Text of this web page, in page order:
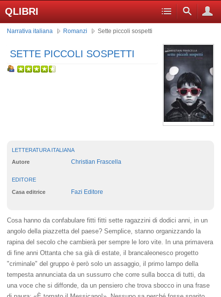
QLIBRI
Narrativa italiana Romanzi Sette piccoli sospetti
SETTE PICCOLI SOSPETTI
LETTERATURA ITALIANA
Autore Christian Frascella
EDITORE
Casa editrice Fazi Editore
Cosa hanno da confabulare fitti fitti sette ragazzini di dodici anni, in un
angolo della piazzetta del paese? Semplice, stanno organizzando la
rapina del secolo che cambierà per sempre le loro vite. In una primavera
di fine anni Ottanta che sa già di estate, il brancaleonesco progetto
"criminale" del gruppo è però solo un assaggio, il primo lampo della
tempesta annunciata da un sussurro che corre sulla bocca di tutti, da
una voce che si diffonde, da un pensiero che trova sbocco in una frase